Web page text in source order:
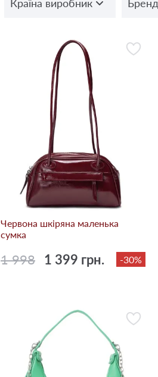
Країна виробник Бренд
Червона шкіряна маленька
сумка
1 998 1 399 грн. -30%